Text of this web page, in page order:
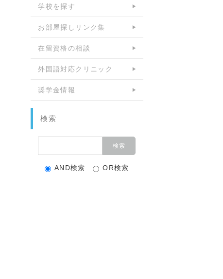
学校を探す
お部屋探しリンク集
在留資格の相談
外国語対応クリニック
奨学金情報
検索
AND検索 OR検索